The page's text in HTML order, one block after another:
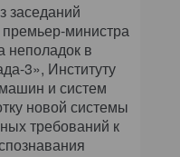
КОМПЬЮТЕРНЫЙ МИР
ИТ В ЗДРАВООХРАНЕНИИ
ПАРТНЕРСКИЕ ПРОЕКТЫ
заседаний
министра
неполадок в
3», Институту
и систем
новой системы
требований к